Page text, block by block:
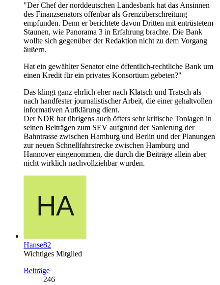
"Der Chef der norddeutschen Landesbank hat das Ansinnen
des Finanzsenators offenbar als Grenzüberschreitung
empfunden. Denn er berichtete davon Dritten mit entrüstetem
Staunen, wie Panorama 3 in Erfahrung brachte. Die Bank
wollte sich gegenüber der Redaktion nicht zu dem Vorgang
äußern.
Hat ein gewählter Senator eine öffentlich-rechtliche Bank um
einen Kredit für ein privates Konsortium gebeten?"
Das klingt ganz ehrlich eher nach Klatsch und Tratsch als
nach handfester journalistischer Arbeit, die einer gehaltvollen
informativen Aufklärung dient.
Der NDR hat übrigens auch öfters sehr kritische Tonlagen in
seinen Beiträgen zum SEV aufgrund der Sanierung der
Bahntrasse zwischen Hamburg und Berlin und der Planungen
zur neuen Schnellfahrstrecke zwischen Hamburg und
Hannover eingenommen, die durch die Beiträge allein aber
nicht wirklich nachvollziehbar wurden.
Hanse82
Wichtiges Mitglied
Beiträge
246